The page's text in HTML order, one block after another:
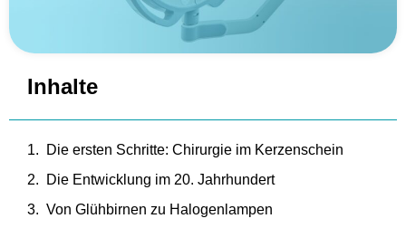
Inhalte
Die ersten Schritte: Chirurgie im Kerzenschein
Die Entwicklung im 20. Jahrhundert
Von Glühbirnen zu Halogenlampen